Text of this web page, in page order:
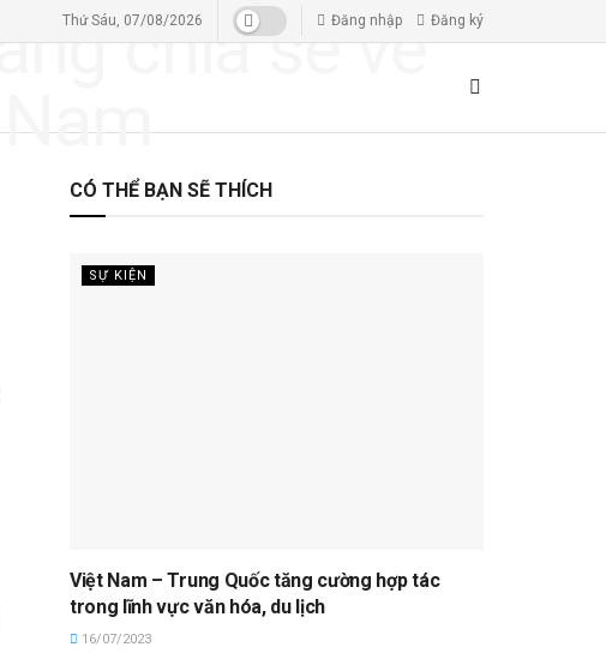
Thứ Sáu, 07/08/2026 Đăng nhập Đăng ký
CÓ THỂ BẠN SẼ THÍCH
SỰ KIỆN
Việt Nam – Trung Quốc tăng cường hợp tác
trong lĩnh vực văn hóa, du lịch
16/07/2023